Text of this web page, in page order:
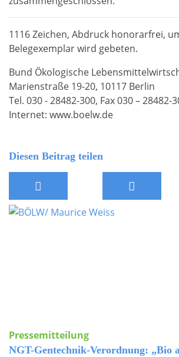
1116 Zeichen, Abdruck honorarfrei,
Belegexemplar wird gebeten.
Bund Ökologische
Marienstraße 19-20, 10117 Berlin
Tel. 030 - 28482-300, Fax 030 – 28482-
Internet: www.boelw.de
Diesen Beitrag teilen
Pressemitteilung
NGT-Gentechnik-Verordnung: „Bio